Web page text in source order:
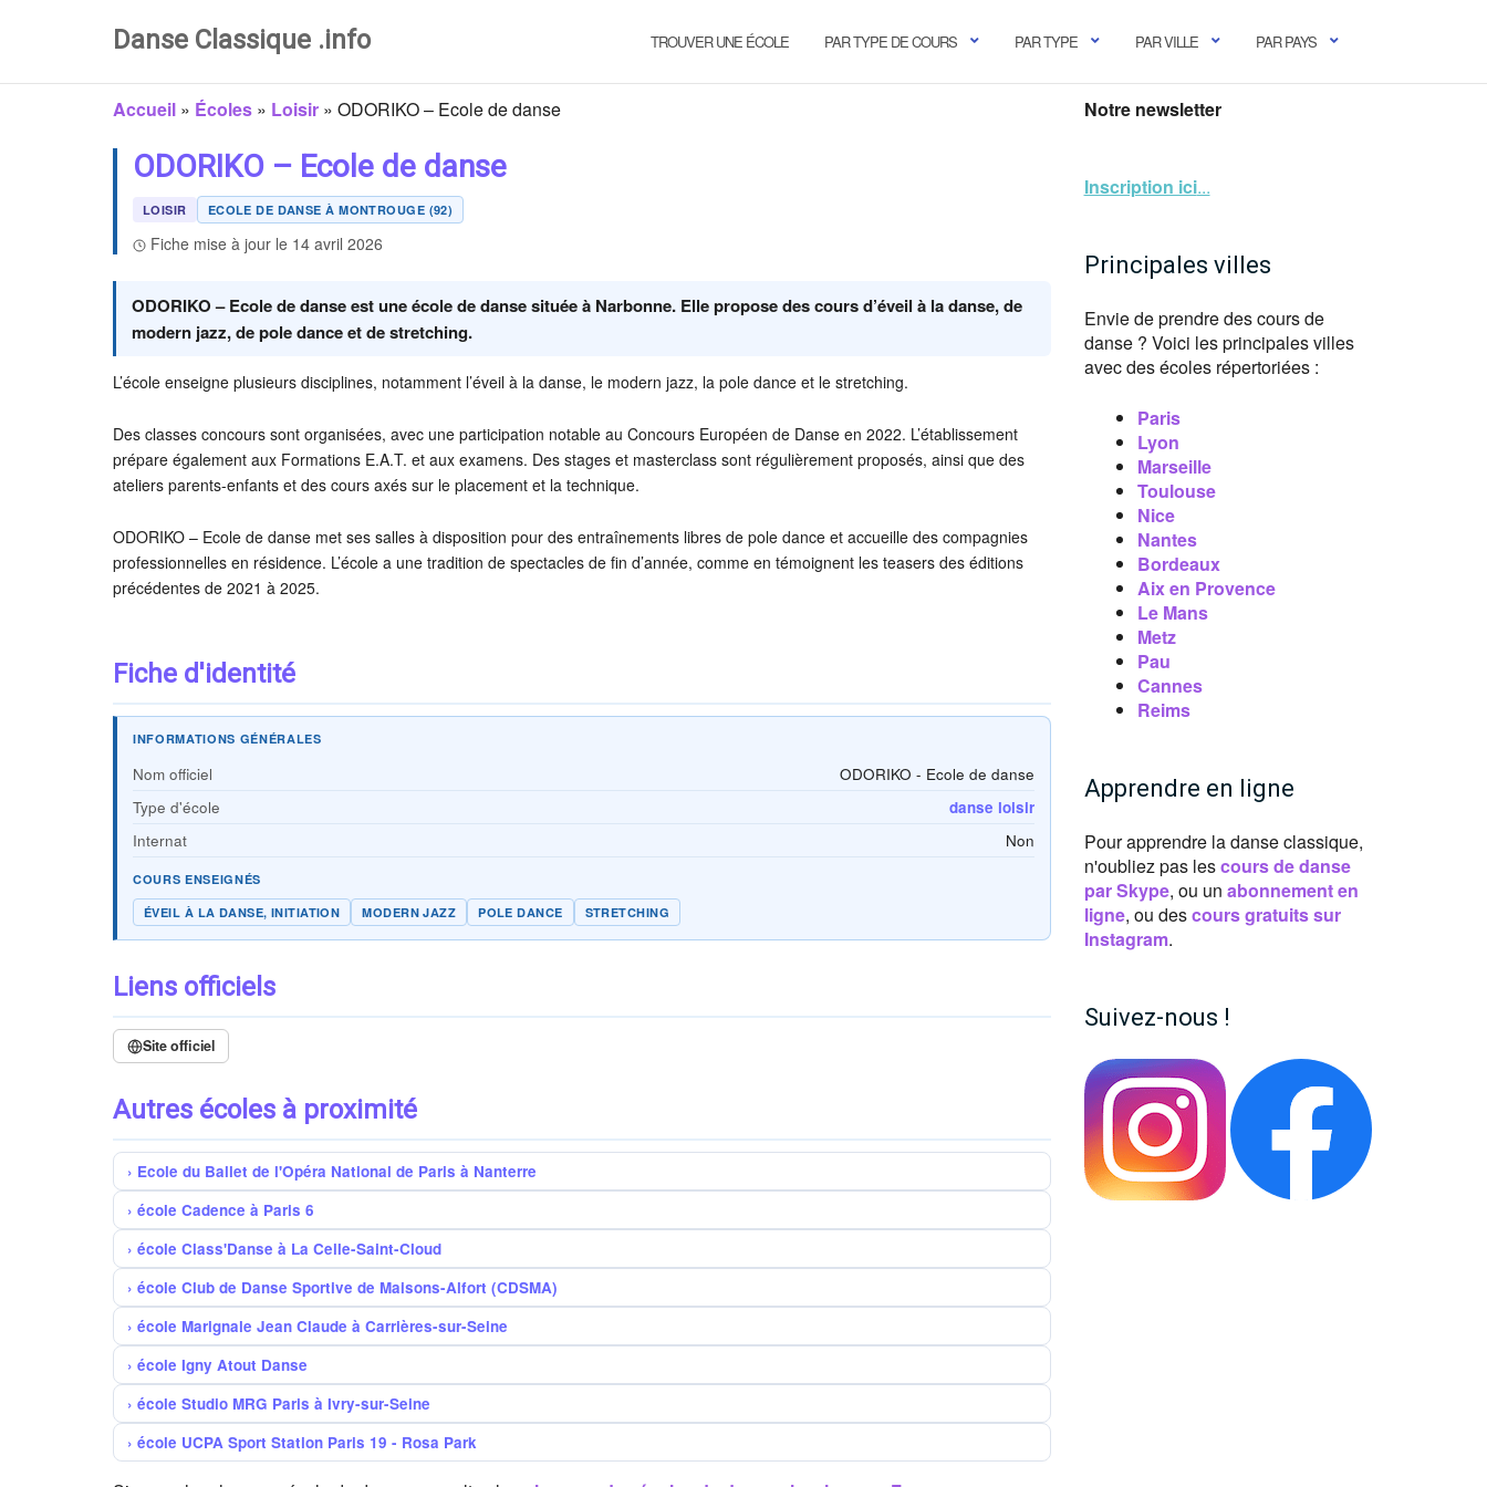
Danse Classique .info TROUVER UNE ÉCOLE PAR TYPE DE COURS PAR TYPE PAR VILLE PAR PAYS
Accueil » Écoles » Loisir » ODORIKO – Ecole de danse
ODORIKO – Ecole de danse
LOISIR ECOLE DE DANSE À MONTROUGE (92)
Fiche mise à jour le 14 avril 2026
ODORIKO – Ecole de danse est une école de danse située à Narbonne. Elle propose des cours d’éveil à la danse, de
modern jazz, de pole dance et de stretching.
L’école enseigne plusieurs disciplines, notamment l’éveil à la danse, le modern jazz, la pole dance et le stretching.
Des classes concours sont organisées, avec une participation notable au Concours Européen de Danse en 2022. L’établissement
prépare également aux Formations E.A.T. et aux examens. Des stages et masterclass sont régulièrement proposés, ainsi que des
ateliers parents-enfants et des cours axés sur le placement et la technique.
ODORIKO – Ecole de danse met ses salles à disposition pour des entraînements libres de pole dance et accueille des compagnies
professionnelles en résidence. L’école a une tradition de spectacles de fin d’année, comme en témoignent les teasers des éditions
précédentes de 2021 à 2025.
Fiche d'identité
INFORMATIONS GÉNÉRALES
Nom officiel
ODORIKO - Ecole de danse
Type d'école
danse loisir
Internat
Non
COURS ENSEIGNÉS
ÉVEIL À LA DANSE, INITIATION
MODERN JAZZ POLE DANCE STRETCHING
Liens officiels
Site officiel
Autres écoles à proximité
Ecole du Ballet de l'Opéra National de Paris à Nanterre
école Cadence à Paris 6
école Class'Danse à La Celle-Saint-Cloud
école Club de Danse Sportive de Maisons-Alfort (CDSMA)
école Marignale Jean Claude à Carrières-sur-Seine
école Igny Atout Danse
école Studio MRG Paris à Ivry-sur-Seine
école UCPA Sport Station Paris 19 - Rosa Park
Notre newsletter
Inscription ici...
Principales villes
Envie de prendre des cours de
danse ? Voici les principales villes
avec des écoles répertoriées :
Paris
Lyon
Marseille
Toulouse
Nice
Nantes
Bordeaux
Aix en Provence
Le Mans
Metz
Pau
Cannes
Reims
Apprendre en ligne
Pour apprendre la danse classique,
n'oubliez pas lescours de danse
par Skype, ou un abonnement en
ligne, ou descours gratuits sur
Instagram.
Suivez-nous !